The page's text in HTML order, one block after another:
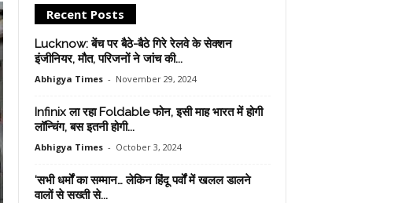
Recent Posts
Lucknow: बेंच पर बैठे-बैठे गिरे रेलवे के सेक्शन
इंजीनियर, मौत, परिजनों ने जांच की...
Abhigya Times - November 29, 2024
Infinix ला रहा Foldable फोन, इसी माह भारत में होगी
लॉन्चिंग, बस इतनी होगी...
Abhigya Times - October 3, 2024
‘सभी धर्मों का सम्मान… लेकिन हिंदू पर्वों में खलल डालने
वालों से सख्ती से...